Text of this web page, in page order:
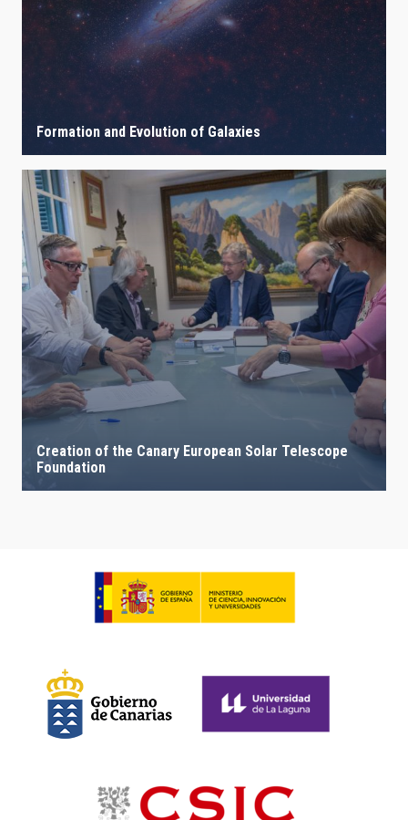
Formation and Evolution of Galaxies
Creation of the Canary European Solar Telescope
Foundation